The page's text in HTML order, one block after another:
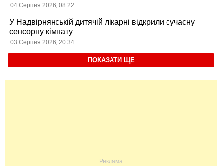
04 Серпня 2026, 08:22
У Надвірнянській дитячій лікарні відкрили сучасну
сенсорну кімнату
03 Серпня 2026, 20:34
ПОКАЗАТИ ЩЕ